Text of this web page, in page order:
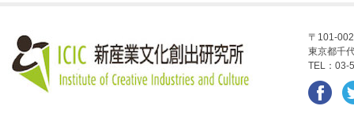
〒101-
東京都千
TEL：